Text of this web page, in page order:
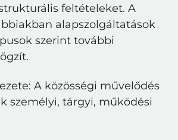
feltételeket. A
alapszolgáltatások
szerint további
A közösségi művelődés
személyi, tárgyi, működési